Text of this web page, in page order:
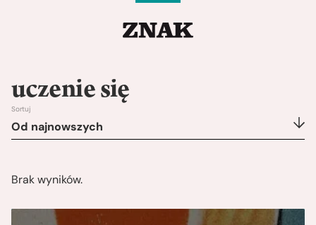
uczenie się
Sortuj
Od najnowszych
Brak wyników.